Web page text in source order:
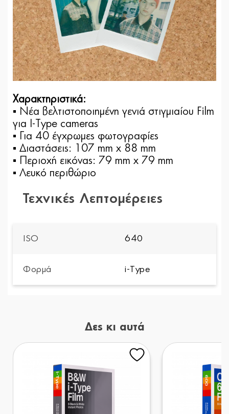
Χαρακτηριστικά:
▪ Νέα βελτιστοποιημένη γενιά στιγμιαίου Film
για Ι-Τype cameras
▪ Για 40 έγχρωμες φωτογραφίες
▪ Διαστάσεις: 107 mm x 88 mm
▪ Περιοχή εικόνας: 79 mm x 79 mm
▪ Λευκό περιθώριο
Τεχνικές Λεπτομέρειες
ISO 640
Φορμά i-Type
Δες κι αυτά